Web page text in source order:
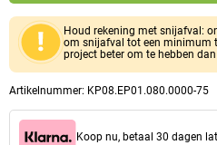
Artikelnummer: KP08.EP01.080.0000-75
Houd rekening met snijafval:
om snijafval tot een minimum
project beter om te hebben
Koop nu, betaal 30 dagen